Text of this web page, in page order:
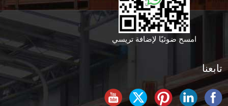
امسح ضوئيًا لإضافة تريسي
تابعنا